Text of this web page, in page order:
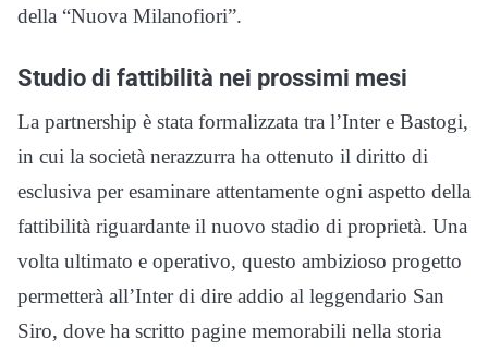
della “Nuova Milanofiori”.
Studio di fattibilità nei prossimi mesi
La partnership è stata formalizzata tra l’Inter e Bastogi,
in cui la società nerazzurra ha ottenuto il diritto di
esclusiva per esaminare attentamente ogni aspetto della
fattibilità riguardante il nuovo stadio di proprietà. Una
volta ultimato e operativo, questo ambizioso progetto
permetterà all’Inter di dire addio al leggendario San
Siro, dove ha scritto pagine memorabili nella storia